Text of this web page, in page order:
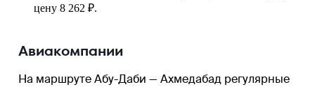
цену 8 262 ₽.
Авиакомпании
На маршруте Абу-Даби — Ахмедабад регулярные